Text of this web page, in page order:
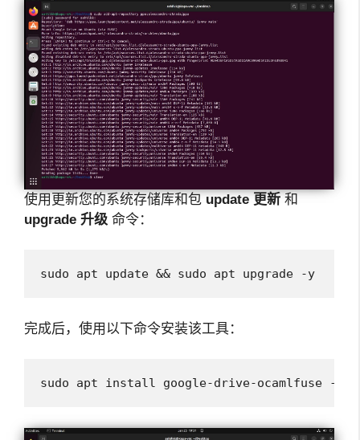
使用更新您的系统存储库和包 update 更新 和
upgrade 升级 命令：
sudo apt update && sudo apt upgrade -y
完成后，使用以下命令安装该工具：
sudo apt install google-drive-ocamlfuse -y